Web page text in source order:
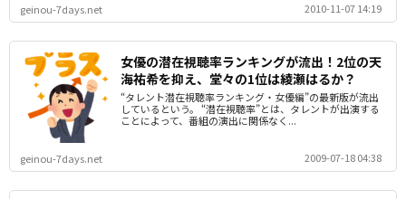
geinou-7days.net 2010-11-07 14:19
女優の潜在視聴率ランキングが流出！2位の天
海祐希を抑え、堂々の1位は綾瀬はるか？
“タレント潜在視聴率ランキング・女優編”の最新版が流出
しているという。 “潜在視聴率”とは、タレントが出演する
ことによって、番組の演出に関係なく...
geinou-7days.net 2009-07-18 04:38